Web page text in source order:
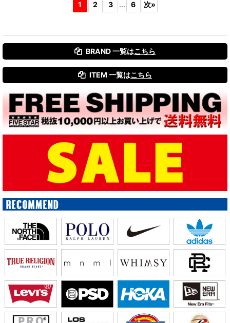
1 2 3 ... 6 次»
BRAND 一覧はこちら
ITEM 一覧はこちら